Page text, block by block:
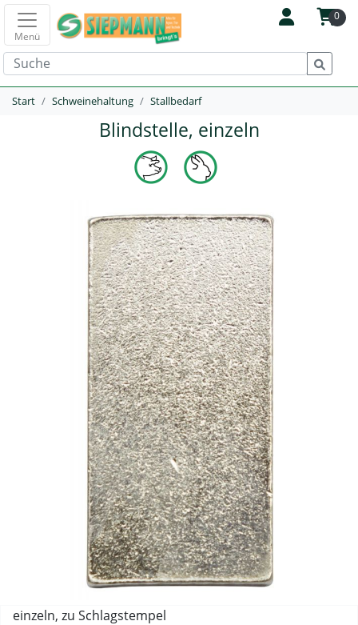
0
Menü
Start Schweinehaltung Stallbedarf
Blindstelle, einzeln
einzeln, zu Schlagstempel